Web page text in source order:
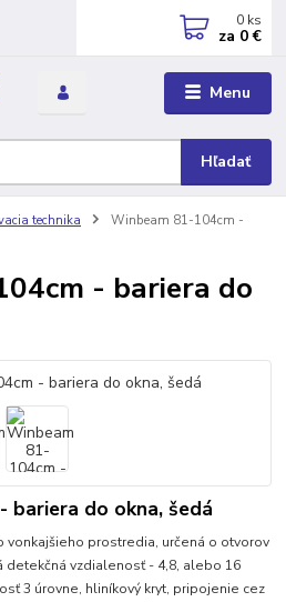
Menu
Hľadať
0 ks
za 0 €
technika
Winbeam 81-104cm -
- bariera do
bariera do okna, šedá
vonkajšieho prostredia, určená o otvorov
detekčná vzdialenosť - 4,8, alebo 16
3 úrovne, hliníkový kryt, pripojenie cez